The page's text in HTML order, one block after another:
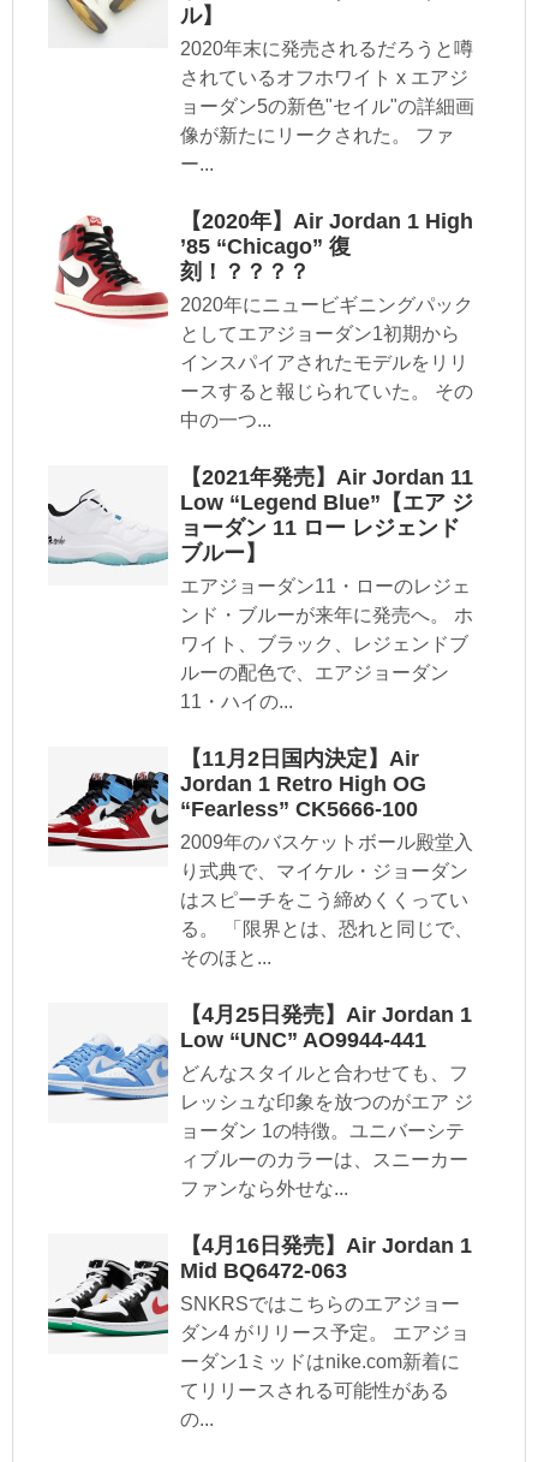
ル】
2020年末に発売されるだろうと噂
されているオフホワイト x エアジ
ョーダン5の新色"セイル"の詳細画
像が新たにリークされた。 ファ
ー...
【2020年】Air Jordan 1 High
’85 “Chicago” 復
刻！？？？？
2020年にニュービギニングパック
としてエアジョーダン1初期から
インスパイアされたモデルをリリ
ースすると報じられていた。 その
中の一つ...
【2021年発売】Air Jordan 11
Low “Legend Blue”【エア ジ
ョーダン 11 ロー レジェンド
ブルー】
エアジョーダン11・ローのレジェ
ンド・ブルーが来年に発売へ。 ホ
ワイト、ブラック、レジェンドブ
ルーの配色で、エアジョーダン
11・ハイの...
【11月2日国内決定】Air
Jordan 1 Retro High OG
“Fearless” CK5666-100
2009年のバスケットボール殿堂入
り式典で、マイケル・ジョーダン
はスピーチをこう締めくくってい
る。 「限界とは、恐れと同じで、
そのほと...
【4月25日発売】Air Jordan 1
Low “UNC” AO9944-441
どんなスタイルと合わせても、フ
レッシュな印象を放つのがエア ジ
ョーダン 1の特徴。ユニバーシテ
ィブルーのカラーは、スニーカー
ファンなら外せな...
【4月16日発売】Air Jordan 1
Mid BQ6472-063
SNKRSではこちらのエアジョー
ダン4 がリリース予定。 エアジョ
ーダン1ミッドはnike.com新着に
てリリースされる可能性がある
の...